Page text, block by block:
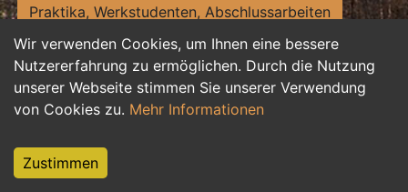
Wir verwenden Cookies, um Ihnen eine bessere
Nutzererfahrung zu ermöglichen. Durch die Nutzung
unserer Webseite stimmen Sie unserer Verwendung
von Cookies zu. Mehr Informationen
Zustimmen
Praktika, Werkstudenten, Abschlussarbeiten
Personalwesen Assistenz, Sekretariat
Hilfskräfte, Aushilfs- und Nebenjobs
Weiterbildung, Studium, duale Ausbildung